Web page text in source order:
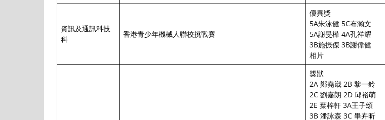
資訊及通訊科技
科
香港青少年機械人聯校挑戰賽
優異獎
5A朱泳健 5C布瀚文
5A謝旻樺 4A孔祥耀
3B施振傑 3B謝偉健
相片
獎狀
2A 鄭堯崴 2B 黎一鈴
2C 劉嘉朗 2D 邱裕萌
2E 葉梓軒 3A王子頌
3B 潘詠森 3C 畢卉昕